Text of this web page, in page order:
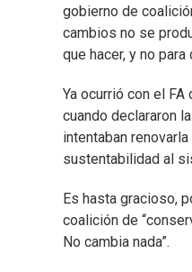
gobierno de
cambios no se
que hacer, y no
Ya ocurrió con el
cuando declararon
intentaban
sustentabilidad al
Es hasta gracioso,
coalición de
No cambia nada”.